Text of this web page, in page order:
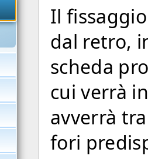
Il
dal retro,
scheda
cui verrà
avverrà
fori